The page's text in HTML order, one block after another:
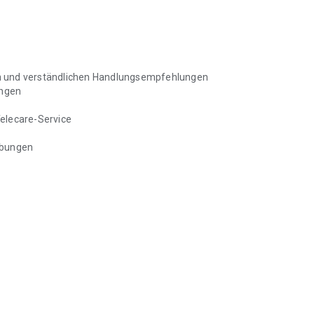
hradí bezplatné používání aplikace pro své členy a
pro screening fibrilace síní v Evropě, kterou
% trvale řadí mezi nejlepší německé zdravotní aplikace.
verständlichen Handlungsempfehlungen
Service